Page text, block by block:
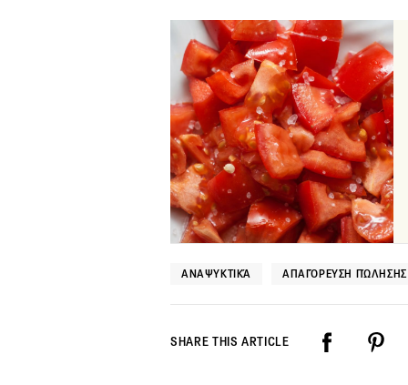
ΑΝΑΨΥΚΤΙΚΆ ΑΠΑΓΌΡΕΥΣΗ ΠΏΛΗΣΗΣ
SHARE THIS ARTICLE